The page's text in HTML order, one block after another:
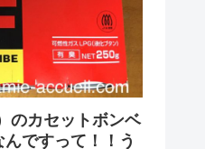
のカセットボンベ
ですって！！う